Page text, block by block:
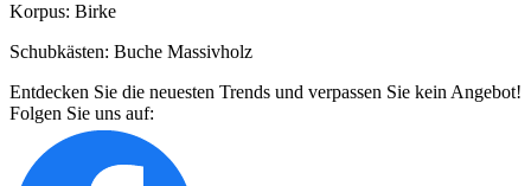
Korpus: Birke
Schubkästen: Buche Massivholz
Entdecken Sie die neuesten Trends und verpassen Sie kein Angebot!
Folgen Sie uns auf: